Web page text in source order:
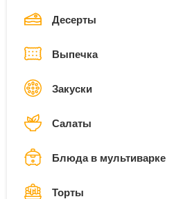
Десерты
Выпечка
Закуски
Салаты
Блюда в мультиварке
Торты